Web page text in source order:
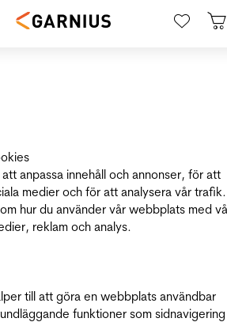
anpassa innehåll och annonser, för att
medier och för att analysera vår
hur du använder vår webbplats med
reklam och analys.
till att göra en webbplats användbar
funktioner som